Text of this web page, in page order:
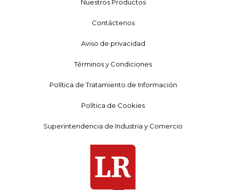
Nuestros Productos
Contáctenos
Aviso de privacidad
Términos y Condiciones
Política de Tratamiento de Información
Política de Cookies
Superintendencia de Industria y Comercio